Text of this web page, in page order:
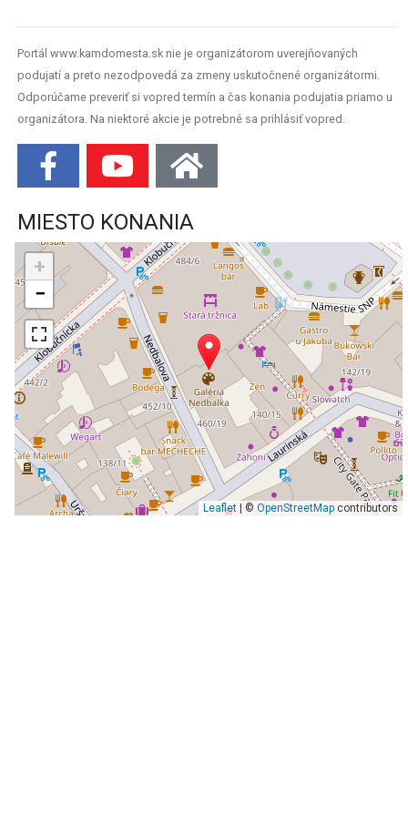
Portál www.kamdomesta.sk nie je organizátorom uverejňovaných
podujatí a preto nezodpovedá za zmeny uskutočnené organizátormi.
Odporúčame preveriť si vopred termín a čas konania podujatia priamo u
organizátora. Na niektoré akcie je potrebné sa prihlásiť vopred.
MIESTO KONANIA
+
−
Leaflet| © OpenStreetMapcontributors